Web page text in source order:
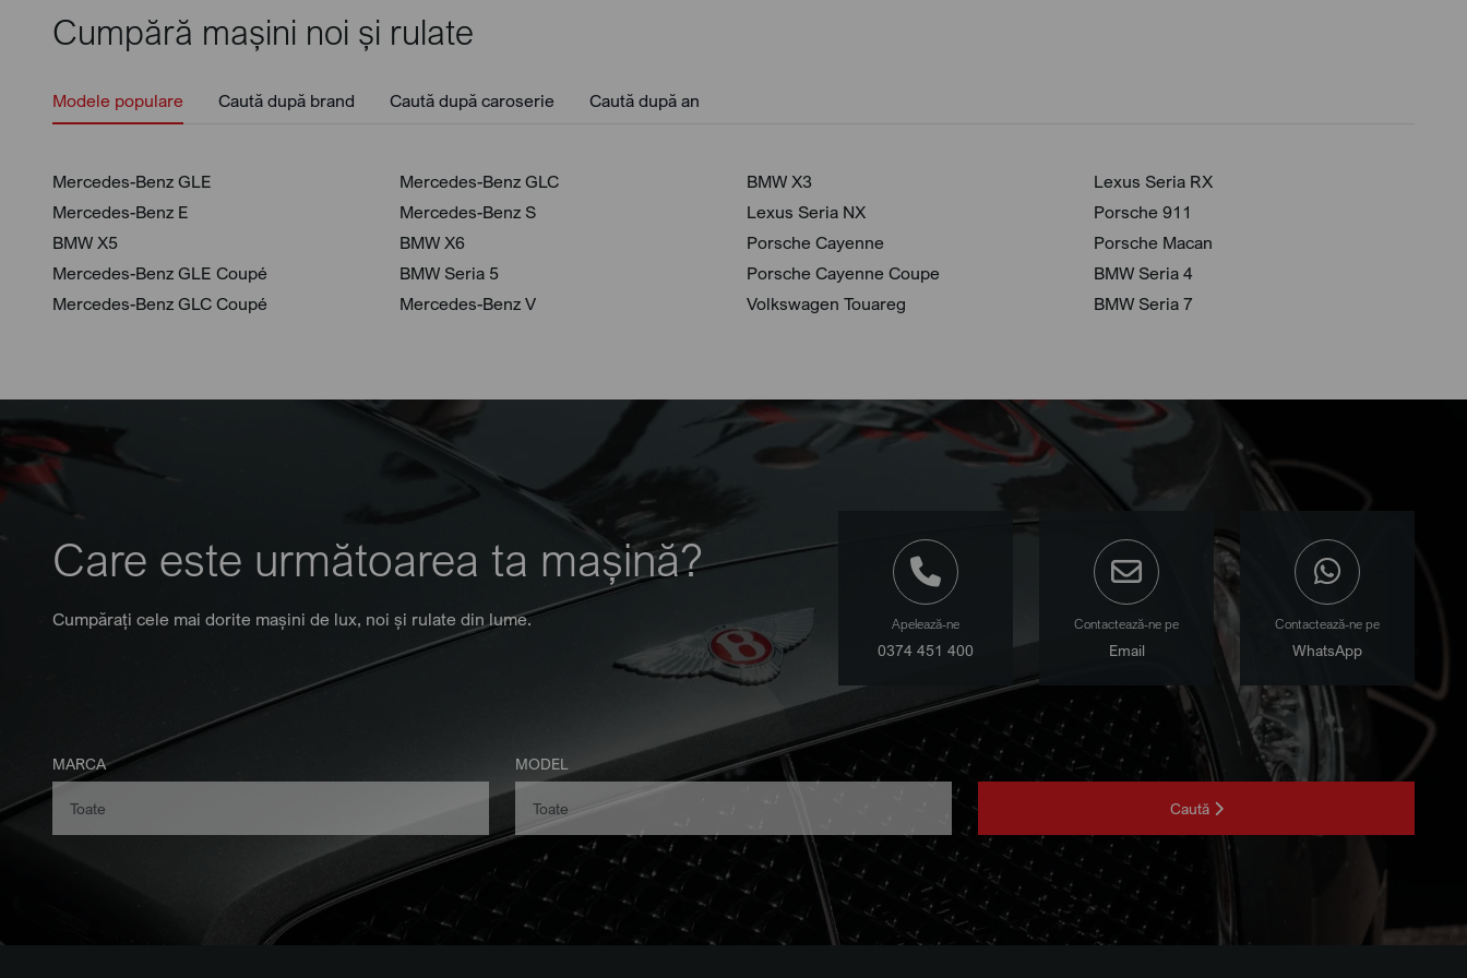
Cumpără mașini noi și rulate
Modele populare Caută după brand Caută după caroserie Caută după an
Mercedes-Benz GLE
Mercedes-Benz E
BMW X5
Mercedes-Benz GLE Coupé
Mercedes-Benz GLC Coupé
Mercedes-Benz GLC
Mercedes-Benz S
BMW X6
BMW Seria 5
Mercedes-Benz V
BMW X3
Lexus Seria NX
Porsche Cayenne
Porsche Cayenne Coupe
Volkswagen Touareg
Lexus Seria RX
Porsche 911
Porsche Macan
BMW Seria 4
BMW Seria 7
Care este următoarea ta mașină?
Cumpărați cele mai dorite mașini de lux, noi și rulate din lume. Apelează-ne
0374 451 400
Contactează-ne pe
Email
Contactează-ne pe
WhatsApp
MARCA MODEL
Caută